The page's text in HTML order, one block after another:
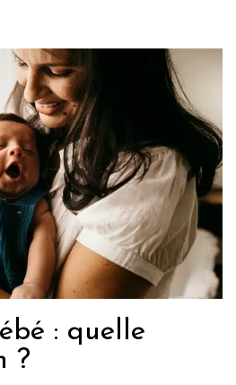
: quelle
?